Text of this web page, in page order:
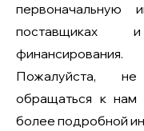
первоначальную
поставщиках
финансирования.
Пожалуйста, не
обращаться к нам
более подробной